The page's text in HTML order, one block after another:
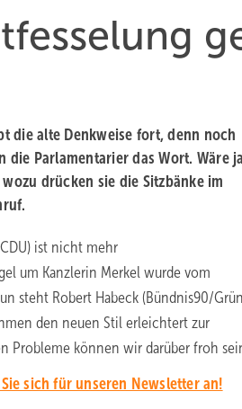
die alte Denkweise fort, denn noch
die Parlamentarier das Wort. Wäre ja
drücken sie die Sitzbänke im
ist nicht mehr
um Kanzlerin Merkel wurde vom
steht Robert Habeck (Bündnis90/
den neuen Stil erleichtert zur
Probleme können wir darüber froh
sich für unseren Newsletter an!